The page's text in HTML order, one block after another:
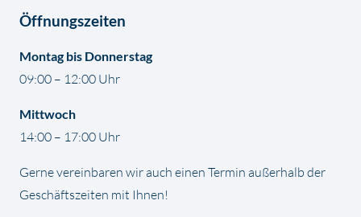
Öffnungszeiten
Montag bis Donnerstag
09:00 – 12:00 Uhr
Mittwoch
14:00 – 17:00 Uhr
Gerne vereinbaren wir auch einen Termin außerhalb der
Geschäftszeiten mit Ihnen!